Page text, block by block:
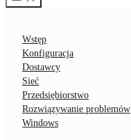
Wstęp
Konfiguracja
Dostawcy
Sieć
Przedsiębiorstwo
Rozwiązywanie problemów
Windows